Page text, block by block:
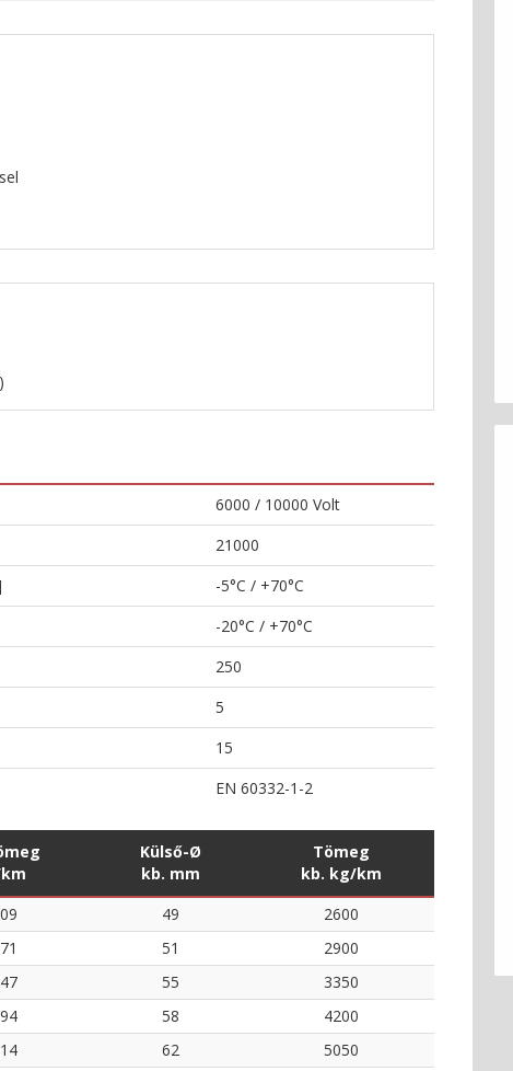
6000 / 10000 Volt
21000
-5°C / +70°C
-20°C / +70°C
250
5
15
EN 60332-1-2
Külső-Ø
kb. mm
Tömeg
kb. kg/km
49
2600
51
2900
55
3350
58
4200
62
5050